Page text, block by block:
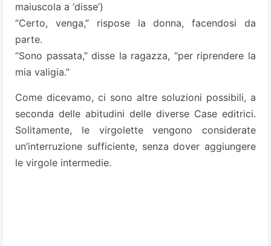
maiuscola a ‘disse’)
“Certo, venga,” rispose la donna, facendosi da
parte.
“Sono passata,” disse la ragazza, “per riprendere la
mia valigia.”
Come dicevamo, ci sono altre soluzioni possibili, a
seconda delle abitudini delle diverse Case editrici.
Solitamente, le virgolette vengono considerate
un’interruzione sufficiente, senza dover aggiungere
le virgole intermedie.